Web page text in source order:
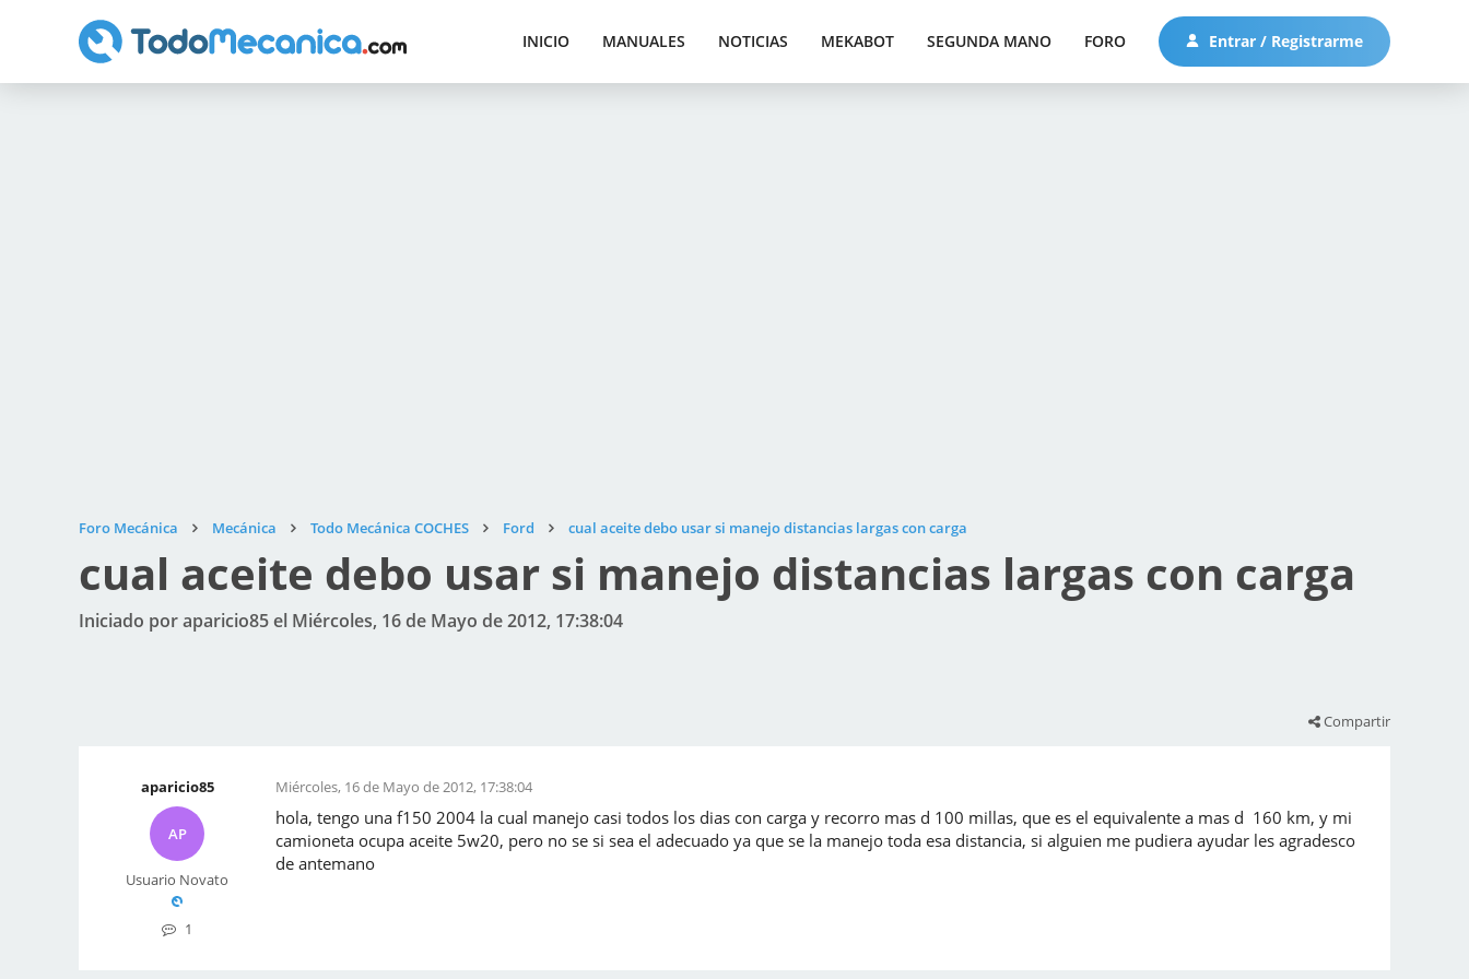
INICIO MANUALES NOTICIAS MEKABOT SEGUNDA MANO FORO Entrar / Registrarme
Foro Mecánica Mecánica Todo Mecánica COCHES Ford cual aceite debo usar si manejo distancias largas con carga
cual aceite debo usar si manejo distancias largas con carga
Iniciado por aparicio85 el Miércoles, 16 de Mayo de 2012, 17:38:04
Compartir
aparicio85
AP
Usuario Novato
1
Miércoles, 16 de Mayo de 2012, 17:38:04
hola, tengo una f150 2004 la cual manejo casi todos los dias con carga y recorro mas d 100 millas, que es el equivalente a mas d 160 km, y mi
camioneta ocupa aceite 5w20, pero no se si sea el adecuado ya que se la manejo toda esa distancia, si alguien me pudiera ayudar les agradesco
de antemano